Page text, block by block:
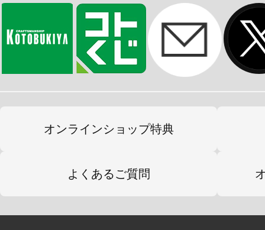
オンラインショップ特典
よくあるご質問